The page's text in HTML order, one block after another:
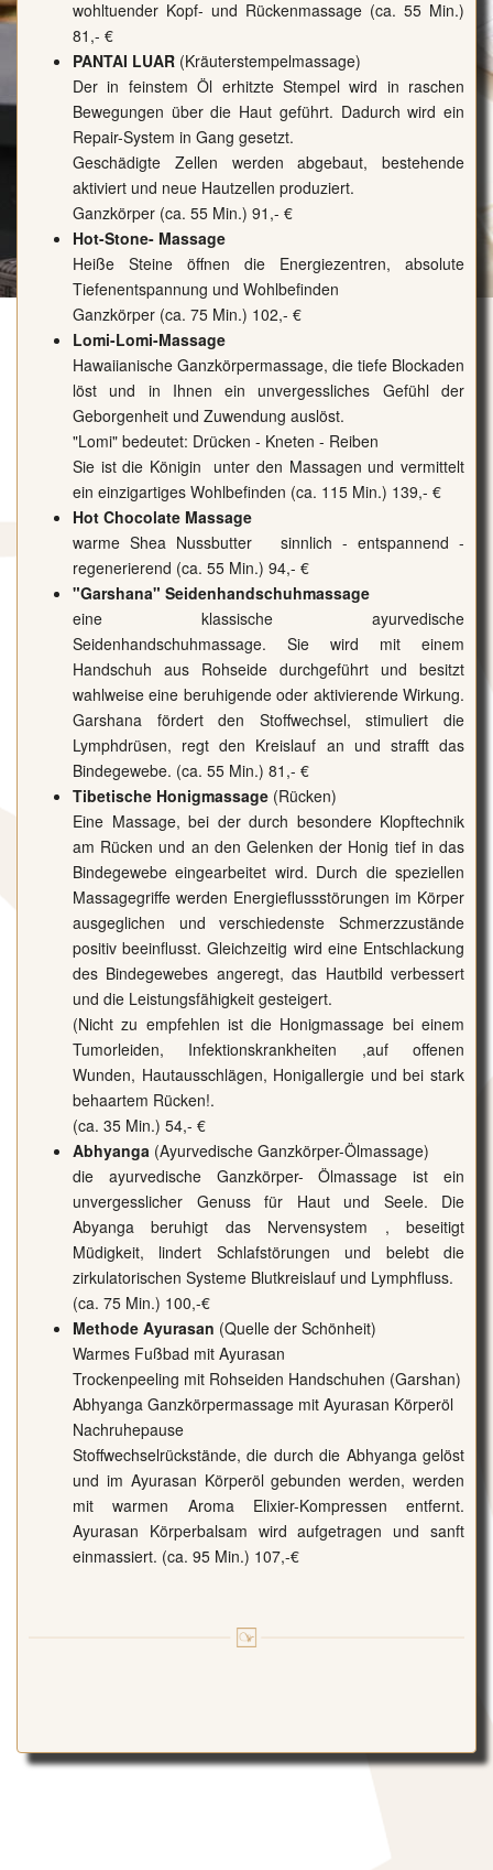
wohltuender Kopf- und Rückenmassage (ca. 55 Min.)
81,- €
PANTAI LUAR (Kräuterstempelmassage)
Der in feinstem Öl erhitzte Stempel wird in raschen
Bewegungen über die Haut geführt. Dadurch wird ein
Repair-System in Gang gesetzt.
Geschädigte Zellen werden abgebaut, bestehende
aktiviert und neue Hautzellen produziert.
Ganzkörper (ca. 55 Min.) 91,- €
Hot-Stone- Massage
Heiße Steine öffnen die Energiezentren, absolute
Tiefenentspannung und Wohlbefinden
Ganzkörper (ca. 75 Min.) 102,- €
Lomi-Lomi-Massage
Hawaiianische Ganzkörpermassage, die tiefe Blockaden
löst und in Ihnen ein unvergessliches Gefühl der
Geborgenheit und Zuwendung auslöst.
"Lomi" bedeutet: Drücken - Kneten - Reiben
Sie ist die Königin unter den Massagen und vermittelt
ein einzigartiges Wohlbefinden (ca. 115 Min.) 139,- €
Hot Chocolate Massage
warme Shea Nussbutter sinnlich - entspannend -
regenerierend (ca. 55 Min.) 94,- €
"Garshana" Seidenhandschuhmassage
eine klassische ayurvedische
Seidenhandschuhmassage. Sie wird mit einem
Handschuh aus Rohseide durchgeführt und besitzt
wahlweise eine beruhigende oder aktivierende Wirkung.
Garshana fördert den Stoffwechsel, stimuliert die
Lymphdrüsen, regt den Kreislauf an und strafft das
Bindegewebe. (ca. 55 Min.) 81,- €
Tibetische Honigmassage (Rücken)
Eine Massage, bei der durch besondere Klopftechnik
am Rücken und an den Gelenken der Honig tief in das
Bindegewebe eingearbeitet wird. Durch die speziellen
Massagegriffe werden Energieflussstörungen im Körper
ausgeglichen und verschiedenste Schmerzzustände
positiv beeinflusst. Gleichzeitig wird eine Entschlackung
des Bindegewebes angeregt, das Hautbild verbessert
und die Leistungsfähigkeit gesteigert.
(Nicht zu empfehlen ist die Honigmassage bei einem
Tumorleiden, Infektionskrankheiten ,auf offenen
Wunden, Hautausschlägen, Honigallergie und bei stark
behaartem Rücken!.
(ca. 35 Min.) 54,- €
Abhyanga (Ayurvedische Ganzkörper-Ölmassage)
die ayurvedische Ganzkörper- Ölmassage ist ein
unvergesslicher Genuss für Haut und Seele. Die
Abyanga beruhigt das Nervensystem , beseitigt
Müdigkeit, lindert Schlafstörungen und belebt die
zirkulatorischen Systeme Blutkreislauf und Lymphfluss.
(ca. 75 Min.) 100,-€
Methode Ayurasan (Quelle der Schönheit)
Warmes Fußbad mit Ayurasan
Trockenpeeling mit Rohseiden Handschuhen (Garshan)
Abhyanga Ganzkörpermassage mit Ayurasan Körperöl
Nachruhepause
Stoffwechselrückstände, die durch die Abhyanga gelöst
und im Ayurasan Körperöl gebunden werden, werden
mit warmen Aroma Elixier-Kompressen entfernt.
Ayurasan Körperbalsam wird aufgetragen und sanft
einmassiert. (ca. 95 Min.) 107,-€